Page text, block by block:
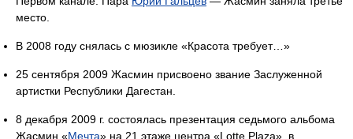
место.
В 2008 году снялась с мюзикле «Красота требует…»
25 сентября 2009 Жасмин присвоено звание Заслуженной
артистки Республики Дагестан.
8 декабря 2009 г. состоялась презентация седьмого альбома
Жасмин «Мечта» на 21 этаже центра «Lotte Plaza», в